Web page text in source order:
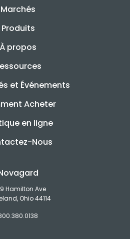
Marchés
Produits
À propos
et Événements
Acheter
en ligne
Nous
Hamilton Ave
Ohio 44114